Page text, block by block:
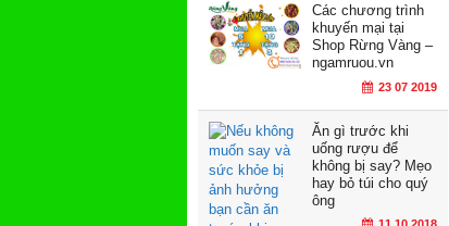
Các chương trình
khuyến mại tại
Shop Rừng Vàng –
ngamruou.vn
23 07 2019
Ăn gì trước khi
uống rượu để
không bị say? Mẹo
hay bỏ túi cho quý
ông